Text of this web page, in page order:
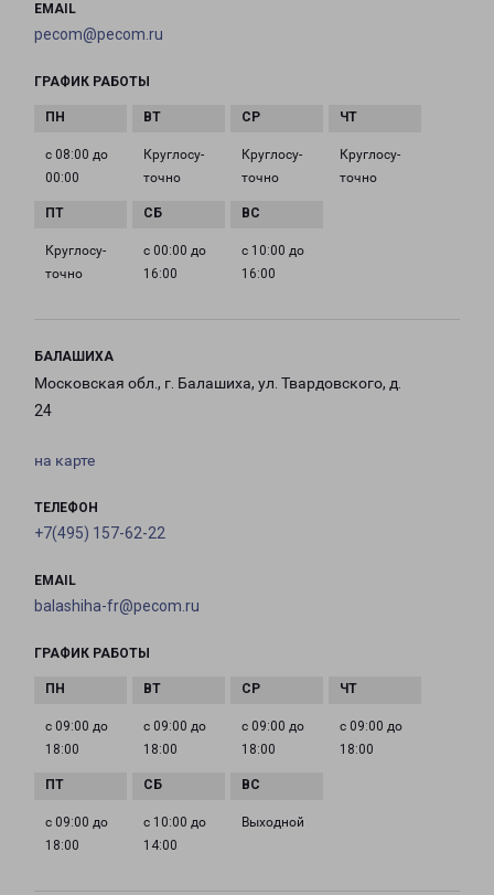
EMAIL
pecom@pecom.ru
ГРАФИК РАБОТЫ
с 08:00 до
00:00
Круглосу­
точно
Круглосу­
точно
Круглосу­
точно
Круглосу­
точно
с 00:00 до
16:00
с 10:00 до
16:00
БАЛАШИХА
Московская обл., г. Балашиха, ул. Твардовского, д.
24
на карте
ТЕЛЕФОН
+7(495) 157-62-22
EMAIL
balashiha-fr@pecom.ru
ГРАФИК РАБОТЫ
с 09:00 до
18:00
с 09:00 до
18:00
с 09:00 до
18:00
с 09:00 до
18:00
с 09:00 до
18:00
с 10:00 до
14:00
Выходной